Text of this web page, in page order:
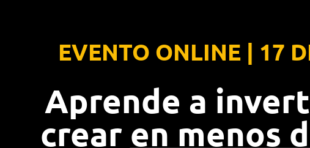
EVENTO ONLINE | 17
Aprende a
crear en menos